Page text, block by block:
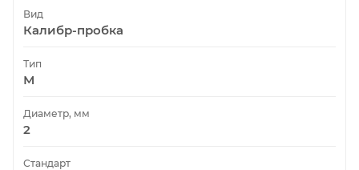
Вид
Калибр-пробка
Тип
М
Диаметр, мм
2
Стандарт